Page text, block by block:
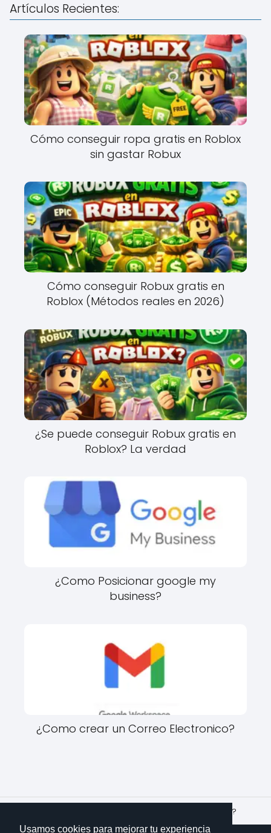
Artículos Recientes:
Cómo conseguir ropa gratis en Roblox
sin gastar Robux
Cómo conseguir Robux gratis en
Roblox (Métodos reales en 2026)
¿Se puede conseguir Robux gratis en
Roblox? La verdad
¿Como Posicionar google my
business?
¿Como crear un Correo Electronico?
¿Qué es un antónimo?
Usamos cookies para mejorar tu experiencia